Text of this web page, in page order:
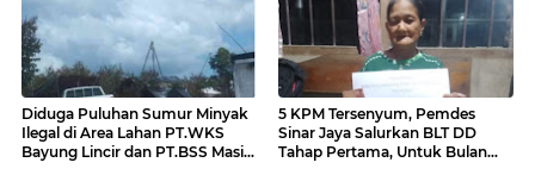
Diduga Puluhan Sumur Minyak
Ilegal di Area Lahan PT.WKS
Bayung Lincir dan PT.BSS Masi
5 KPM Tersenyum, Pemdes
Sinar Jaya Salurkan BLT DD
Tahap Pertama, Untuk Bulan